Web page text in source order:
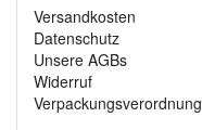
Versandkosten
Datenschutz
Unsere AGBs
Widerruf
Verpackungsverordnung